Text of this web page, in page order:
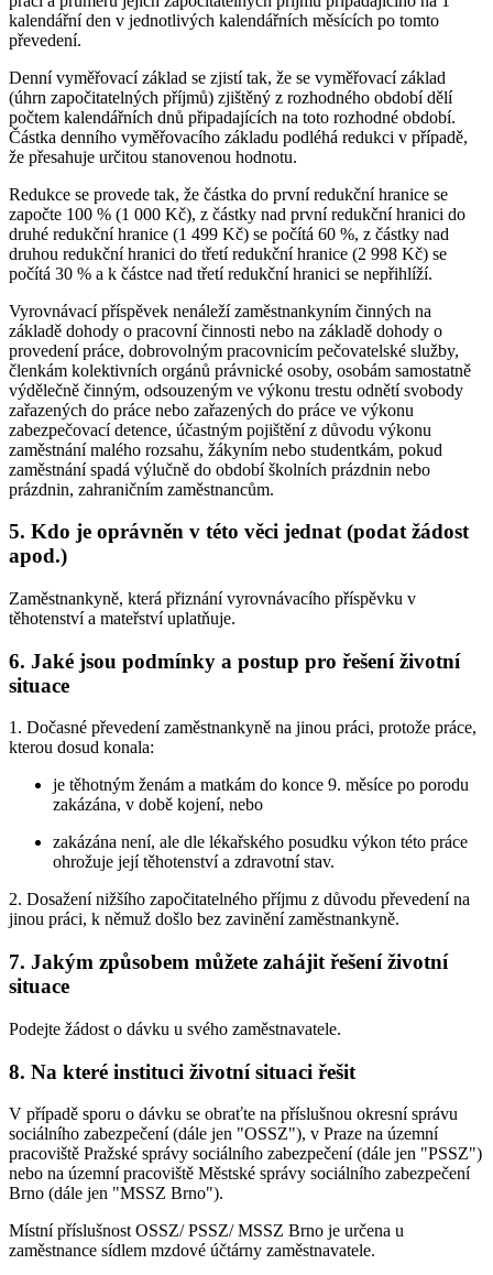
kalendářní den v jednotlivých kalendářních měsících po tomto
převedení.
Denní vyměřovací základ se zjistí tak, že se vyměřovací základ
(úhrn započitatelných příjmů) zjištěný z rozhodného období dělí
počtem kalendářních dnů připadajících na toto rozhodné období.
Částka denního vyměřovacího základu podléhá redukci v případě,
že přesahuje určitou stanovenou hodnotu.
Redukce se provede tak, že částka do první redukční hranice se
započte 100 % (1 000 Kč), z částky nad první redukční hranici do
druhé redukční hranice (1 499 Kč) se počítá 60 %, z částky nad
druhou redukční hranici do třetí redukční hranice (2 998 Kč) se
počítá 30 % a k částce nad třetí redukční hranici se nepřihlíží.
Vyrovnávací příspěvek nenáleží zaměstnankyním činných na
základě dohody o pracovní činnosti nebo na základě dohody o
provedení práce, dobrovolným pracovnicím pečovatelské služby,
členkám kolektivních orgánů právnické osoby, osobám samostatně
výdělečně činným, odsouzeným ve výkonu trestu odnětí svobody
zařazených do práce nebo zařazených do práce ve výkonu
zabezpečovací detence, účastným pojištění z důvodu výkonu
zaměstnání malého rozsahu, žákyním nebo studentkám, pokud
zaměstnání spadá výlučně do období školních prázdnin nebo
prázdnin, zahraničním zaměstnancům.
5. Kdo je oprávněn v této věci jednat (podat žádost
apod.)
Zaměstnankyně, která přiznání vyrovnávacího příspěvku v
těhotenství a mateřství uplatňuje.
6. Jaké jsou podmínky a postup pro řešení životní
situace
1. Dočasné převedení zaměstnankyně na jinou práci, protože práce,
kterou dosud konala:
je těhotným ženám a matkám do konce 9. měsíce po porodu
zakázána, v době kojení, nebo
zakázána není, ale dle lékařského posudku výkon této práce
ohrožuje její těhotenství a zdravotní stav.
2. Dosažení nižšího započitatelného příjmu z důvodu převedení na
jinou práci, k němuž došlo bez zavinění zaměstnankyně.
7. Jakým způsobem můžete zahájit řešení životní
situace
Podejte žádost o dávku u svého zaměstnavatele.
8. Na které instituci životní situaci řešit
V případě sporu o dávku se obraťte na příslušnou okresní správu
sociálního zabezpečení (dále jen "OSSZ"), v Praze na územní
pracoviště Pražské správy sociálního zabezpečení (dále jen "PSSZ")
nebo na územní pracoviště Městské správy sociálního zabezpečení
Brno (dále jen "MSSZ Brno").
Místní příslušnost OSSZ/ PSSZ/ MSSZ Brno je určena u
zaměstnance sídlem mzdové účtárny zaměstnavatele.